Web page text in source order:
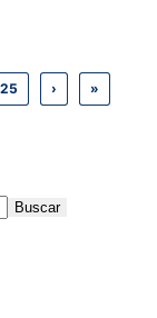
25 › »